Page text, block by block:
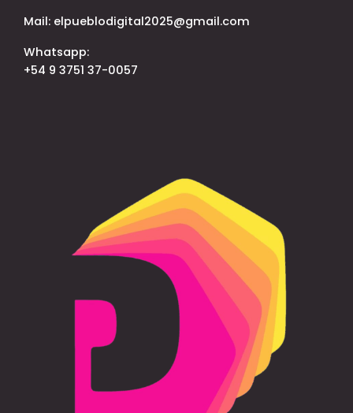
Mail: elpueblodigital2025@gmail.com
Whatsapp:
+54 9 3751 37-0057